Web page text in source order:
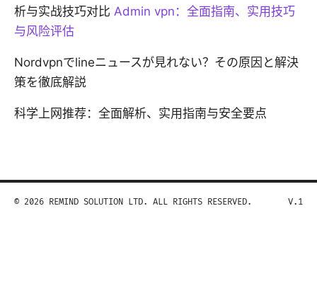
析与实战技巧对比 Admin vpn：全面指南、实用技巧
与风险评估
Nordvpnでlineニュースが見れない？その原因と解決
策を徹底解説
科学上网推荐：全面解析、实用指南与安全要点
© 2026 REMIND SOLUTION LTD. ALL RIGHTS RESERVED. V.1